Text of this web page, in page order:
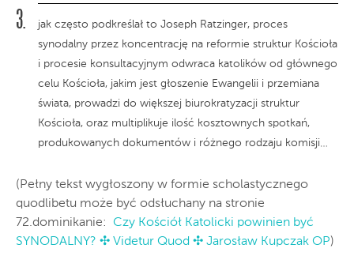
jak często podkreślał to Joseph Ratzinger, proces
synodalny przez koncentrację na reformie struktur Kościoła
i procesie konsultacyjnym odwraca katolików od głównego
celu Kościoła, jakim jest głoszenie Ewangelii i przemiana
świata, prowadzi do większej biurokratyzacji struktur
Kościoła, oraz multiplikuje ilość kosztownych spotkań,
produkowanych dokumentów i różnego rodzaju komisji…
(Pełny tekst wygłoszony w formie scholastycznego
quodlibetu może być odsłuchany na stronie
72.dominikanie: Czy Kościół Katolicki powinien być
SYNODALNY? ✣ Videtur Quod ✣ Jarosław Kupczak OP)